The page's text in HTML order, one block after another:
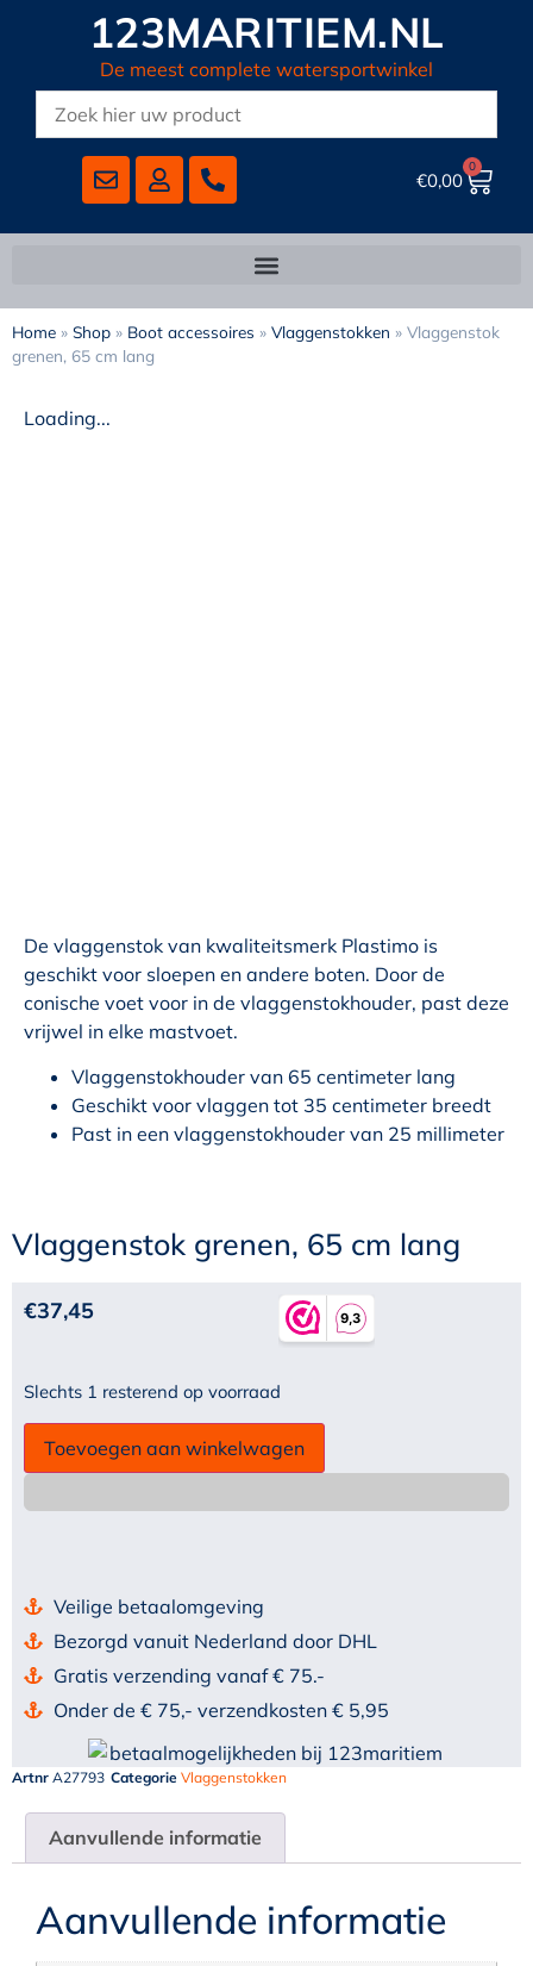
123MARITIEM.NL
De meest complete watersportwinkel
€0,00
0
Home » Shop » Boot accessoires » Vlaggenstokken » Vlaggenstok
grenen, 65 cm lang
Loading...
De vlaggenstok van kwaliteitsmerk Plastimo is
geschikt voor sloepen en andere boten. Door de
conische voet voor in de vlaggenstokhouder, past deze
vrijwel in elke mastvoet.
Vlaggenstokhouder van 65 centimeter lang
Geschikt voor vlaggen tot 35 centimeter breedt
Past in een vlaggenstokhouder van 25 millimeter
Vlaggenstok grenen, 65 cm lang
€37,45
Slechts 1 resterend op voorraad
Toevoegen aan winkelwagen
Veilige betaalomgeving
Bezorgd vanuit Nederland door DHL
Gratis verzending vanaf € 75.-
Onder de € 75,- verzendkosten € 5,95
Artnr A27793 Categorie Vlaggenstokken
Aanvullende informatie
Aanvullende informatie